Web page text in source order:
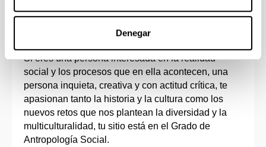
Denegar
Perfil de ingreso
Si eres una persona interesada en la realidad
social y los procesos que en ella acontecen, una
persona inquieta, creativa y con actitud crítica, te
apasionan tanto la historia y la cultura como los
nuevos retos que nos plantean la diversidad y la
multiculturalidad, tu sitio está en el Grado de
Antropología Social.